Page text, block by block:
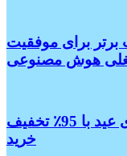
در دبی: ارائه 5 مهارت برتر برای موفقیت
هوش مصنوعی
فروش آنلاین عالی 3 روزه دبی برای عید با 95٪ تخفیف
خرید